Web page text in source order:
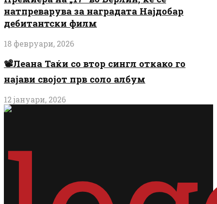
натпреварува за наградата Најдобар
дебитантски филм
18 февруари, 2026
📽️Леана Таќи со втор сингл откако го
најави својот прв соло албум
12 јануари, 2026